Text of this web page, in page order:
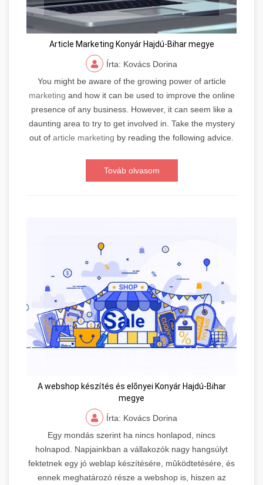
Article Marketing Konyár Hajdú-Bihar megye
Írta: Kovács Dorina
You might be aware of the growing power of article
marketing and how it can be used to improve the online
presence of any business. However, it can seem like a
daunting area to try to get involved in. Take the mystery
out of article marketing by reading the following advice.
Továb olvasom
A webshop készítés és elõnyei Konyár Hajdú-Bihar
megye
Írta: Kovács Dorina
Egy mondás szerint ha nincs honlapod, nincs
holnapod. Napjainkban a vállakozók nagy hangsúlyt
fektetnek egy jó weblap készítésére, mûködtetésére, és
ennek meghatározó része a webshop is, hiszen az